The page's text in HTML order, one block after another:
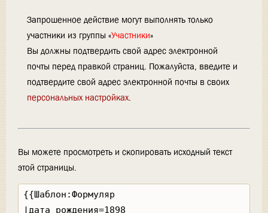
Запрошенное действие могут выполнять только
участники из группы «Участники»
Вы должны подтвердить свой адрес электронной
почты перед правкой страниц. Пожалуйста, введите и
подтвердите свой адрес электронной почты в своих
персональных настройках.
Вы можете просмотреть и скопировать исходный текст
этой страницы.